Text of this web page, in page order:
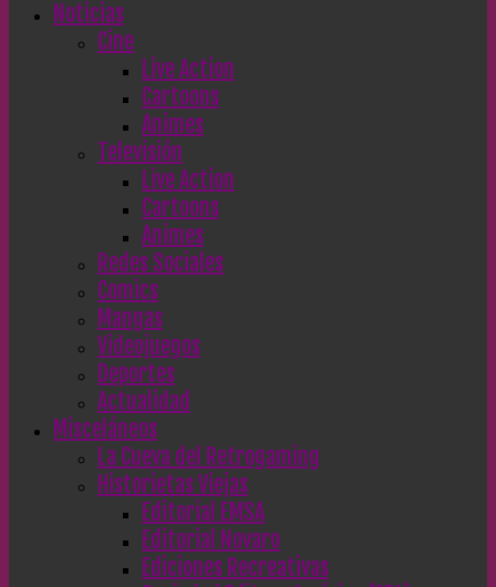
Noticias
Cine
Live Action
Cartoons
Animes
Televisión
Live Action
Cartoons
Animes
Redes Sociales
Comics
Mangas
Videojuegos
Deportes
Actualidad
Misceláneos
La Cueva del Retrogaming
Historietas Viejas
Editorial EMSA
Editorial Novaro
Ediciones Recreativas